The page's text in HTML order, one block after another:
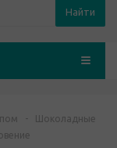
Найти
-
Шоколадные